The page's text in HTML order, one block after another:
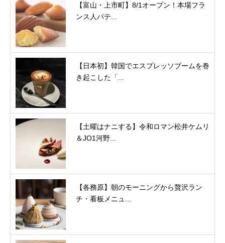
【富山・上市町】8/1オープン！本場フラ
ンス人パテ...
【日本初】韓国でエスプレッソブームを巻
き起こした「...
【土曜はナニする】令和ロマン松井ケムリ
＆JO1河野...
【各務原】朝のモーニングから贅沢ラン
チ・看板メニュ...